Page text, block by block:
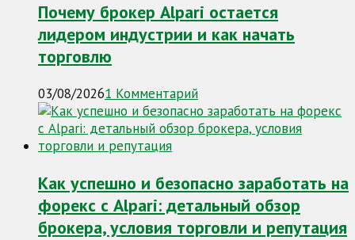
Почему брокер Alpari остается
лидером индустрии и как начать
торговлю
03/08/20261 Комментарий
Как успешно и безопасно заработать на
форекс с Alpari: детальный обзор
брокера, условия торговли и репутация